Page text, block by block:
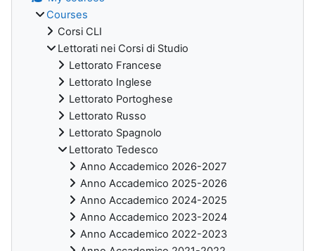
Courses
Corsi CLI
Lettorati nei Corsi di Studio
Lettorato Francese
Lettorato Inglese
Lettorato Portoghese
Lettorato Russo
Lettorato Spagnolo
Lettorato Tedesco
Anno Accademico 2026-2027
Anno Accademico 2025-2026
Anno Accademico 2024-2025
Anno Accademico 2023-2024
Anno Accademico 2022-2023